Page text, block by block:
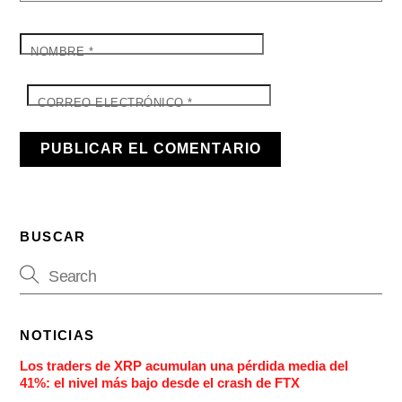
NOMBRE*
CORREO ELECTRÓNICO*
BUSCAR
NOTICIAS
Los traders de XRP acumulan una pérdida media del
41%: el nivel más bajo desde el crash de FTX